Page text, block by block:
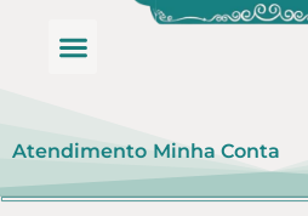
Atendimento Minha Conta